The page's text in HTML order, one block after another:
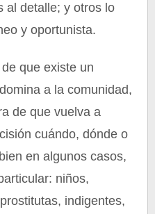
al detalle; y otros lo
y oportunista.
que existe un
a la comunidad,
de que vuelva a
cuándo, dónde o
en algunos casos,
niños,
indigentes,